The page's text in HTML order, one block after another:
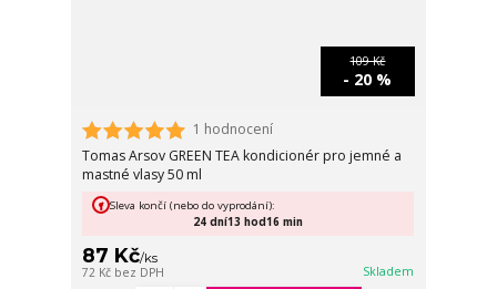
109 Kč
- 20 %
1 hodnocení
Tomas Arsov GREEN TEA kondicionér pro jemné a
mastné vlasy 50 ml
87 Kč/ks
72 Kč bez DPH Skladem
Sleva končí (nebo do vyprodání):
24 dní13 hod 16 min